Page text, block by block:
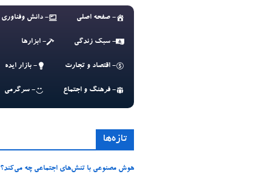
- صفحه اصلی - دانش وفناوری
- سبک زندگی - ابزارها
- اقتصاد و تجارت - بازار ایده
- فرهنگ و اجتماع - سرگرمی
تازه‌ها
هوش مصنوعی با تنش‌های اجتماعی چه می‌کند؟